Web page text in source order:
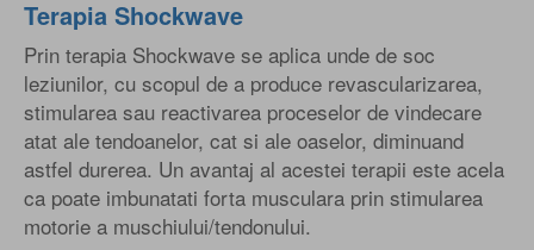
Terapia Shockwave
Prin terapia Shockwave se aplica unde de soc
leziunilor, cu scopul de a produce revascularizarea,
stimularea sau reactivarea proceselor de vindecare
atat ale tendoanelor, cat si ale oaselor, diminuand
astfel durerea. Un avantaj al acestei terapii este acela
ca poate imbunatati forta musculara prin stimularea
motorie a muschiului/tendonului.